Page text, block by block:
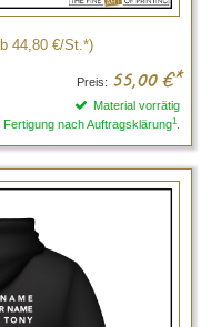
44,80 €/St.*)
Preis: 55,00 €*
Material vorrätig
Fertigung nach Auftragsklärung1